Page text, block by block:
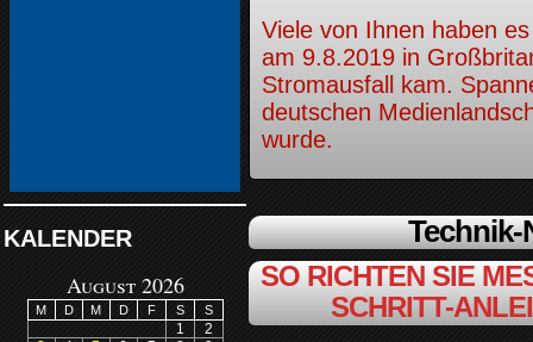
KALENDER
August 2026
M D M D F S S
1
2
Viele von Ihnen haben
am 9.8.2019 in
Stromausfall kam.
deutschen
wurde.
SO RICHTEN SIE
SCHRITT-